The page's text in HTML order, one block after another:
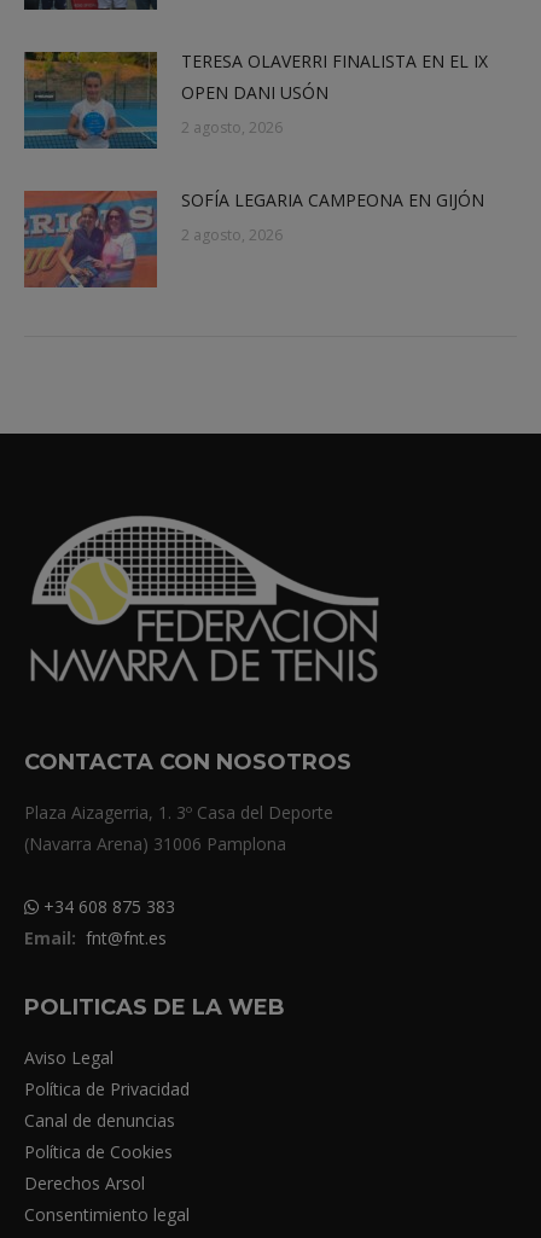
TERESA OLAVERRI FINALISTA EN EL IX
OPEN DANI USÓN
2 agosto, 2026
SOFÍA LEGARIA CAMPEONA EN GIJÓN
2 agosto, 2026
CONTACTA CON NOSOTROS
Plaza Aizagerria, 1. 3º Casa del Deporte
(Navarra Arena) 31006 Pamplona
+34 608 875 383
Email: fnt@fnt.es
POLITICAS DE LA WEB
Aviso Legal
Política de Privacidad
Canal de denuncias
Política de Cookies
Derechos Arsol
Consentimiento legal